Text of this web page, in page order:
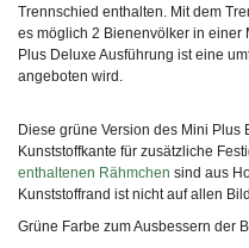
Trennschied enthalten. Mit dem
es möglich 2 Bienenvölker in einer
Plus Deluxe Ausführung ist eine
angeboten wird.
Diese grüne Version des Mini Plus
Kunststoffkante für zusätzliche
enthaltenen Rähmchen sind aus
Kunststoffrand ist nicht auf allen
Grüne Farbe zum Ausbessern der